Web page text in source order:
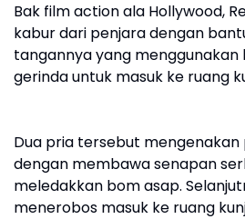
Bak film action ala Hollywood,
kabur dari penjara dengan
tangannya yang menggunakan
gerinda untuk masuk ke ruang
Dua pria tersebut
dengan membawa senapan
meledakkan bom asap.
menerobos masuk ke ruang